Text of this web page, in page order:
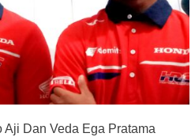
Dan Veda Ega Pratama